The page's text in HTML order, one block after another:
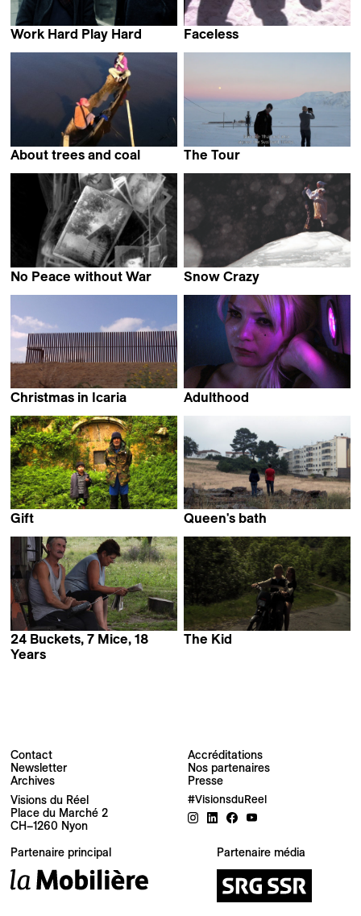
Work Hard Play Hard
Faceless
About trees and coal
The Tour
No Peace without War
Snow Crazy
Christmas in Icaria
Daniel García
Adulthood
Gift
Queen's bath
Costa
24 Buckets, 7 Mice, 18
Years
The Kid
Contact
Newsletter
Archives
Accréditations
Nos partenaires
Presse
Visions du Réel
Place du Marché 2
CH–1260 Nyon
#VisionsduReel
Partenaire principal Partenaire média
Newsletter
Votre adresse e-mail
Newsletter — FR
Nouvelles du Festival destinées au Public